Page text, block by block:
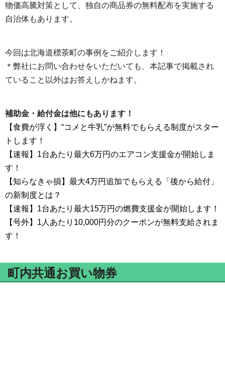
物価高騰対策として、独自の商品券の無料配布を実施する
自治体もあります。
今回は北海道標茶町の事例をご紹介します！
＊弊社にお問い合わせをいただいても、本記事で掲載され
ていること以外はお答えしかねます。
補助金・給付金は他にもあります！
【食費が浮く】“コメと牛乳”が無料でもらえる制度がスター
トします！
【速報】1台あたり最大6万円のエアコン支援金が開始しま
す！
【知らなきゃ損】最大4万円追加でもらえる「後から給付」
の新制度とは？
【速報】1台あたり最大15万円の燃費支援金が開始します！
【号外】1人あたり10,000円分のクーポンが無料支給されま
す！
町内共通お買い物券